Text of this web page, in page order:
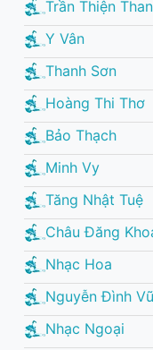
Trần Thiện
Y Vân
Thanh Sơn
Hoàng Thi Thơ
Bảo Thạch
Minh Vy
Tăng Nhật Tuệ
Châu Đăng
Nhạc Hoa
Nguyễn Đình Vũ
Nhạc Ngoại